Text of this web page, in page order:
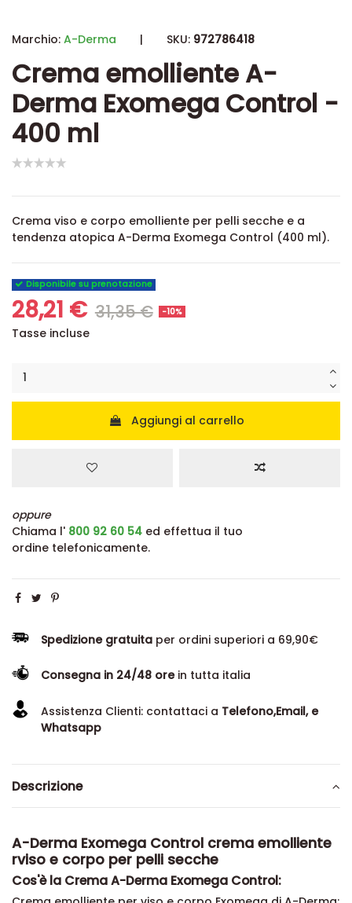
Marchio: A-Derma | SKU: 972786418
Crema emolliente A-
Derma Exomega Control -
400 ml
Crema viso e corpo emolliente per pelli secche e a
tendenza atopica A-Derma Exomega Control (400 ml).
Disponibile su prenotazione
28,21 € 31,35 € -10%
Tasse incluse
Aggiungi al carrello
oppure
Chiama l' 800 92 60 54 ed effettua il tuo
ordine telefonicamente.
Spedizione gratuita per ordini superiori a 69,90€
Consegna in 24/48 orein tutta italia
Assistenza Clienti: contattaci a Telefono,Email, e
Whatsapp
Descrizione
A-Derma Exomega Control crema emolliente
rviso e corpo per pelli secche
Cos'è la Crema A-Derma Exomega Control: